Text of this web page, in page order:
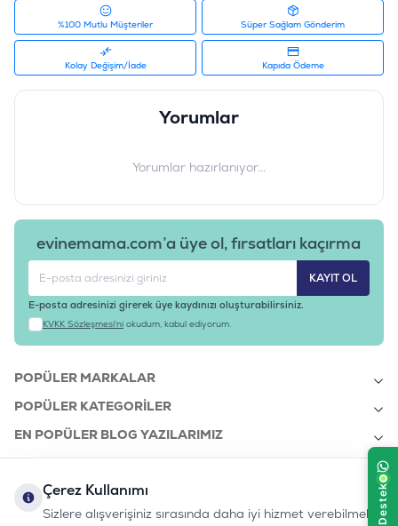
%100 Mutlu Müşteriler Süper Sağlam Gönderim
Kolay Değişim/İade Kapıda Ödeme
Yorumlar
Yorumlar hazırlanıyor...
evinemama.com’a üye ol, fırsatları kaçırma
KAYIT OL
E-posta adresinizi girerek üye kaydınızı oluşturabilirsiniz.
KVKK Sözleşmesi'ni okudum, kabul ediyorum.
POPÜLER MARKALAR
POPÜLER KATEGORILER
EN POPÜLER BLOG YAZILARIMIZ
KURUMSAL
Çerez Kullanımı
Sizlere alışverişiniz sırasında daha iyi hizmet verebilmek